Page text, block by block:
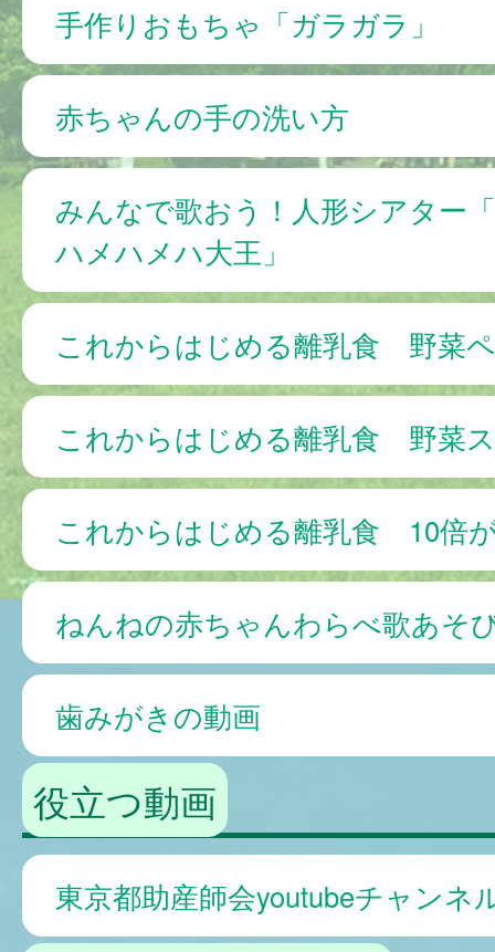
手作りおもちゃ「ガラガラ」
赤ちゃんの手の洗い方
みんなで歌おう！人形シアター
ハメハメハ大王」
これからはじめる離乳食 野菜
これからはじめる離乳食 野菜
これからはじめる離乳食 10倍
ねんねの赤ちゃんわらべ歌あそ
歯みがきの動画
役立つ動画
東京都助産師会youtubeチャンネ